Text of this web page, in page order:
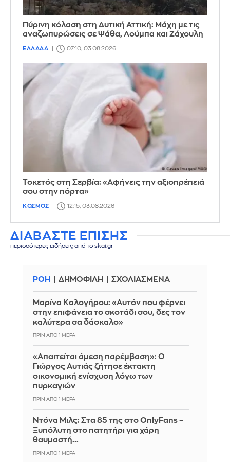
Πύρινη κόλαση στη Δυτική Αττική: Μάχη με τις
αναζωπυρώσεις σε Ψάθα, Λούμπα και Ζάχουλη
ΕΛΛΑΔΑ 07:10, 03.08.2026
Τοκετός στη Σερβία: «Αφήνεις την αξιοπρέπειά
σου στην πόρτα»
ΚΟΣΜΟΣ 12:15, 03.08.2026
ΔΙΑΒΑΣΤΕ ΕΠΙΣΗΣ
περισσότερες ειδήσεις από το skai.gr
ΡΟΗ ΔΗΜΟΦΙΛΗ ΣΧΟΛΙΑΣΜΕΝΑ
Μαρίνα Καλογήρου: «Αυτόν που φέρνει
στην επιφάνεια το σκοτάδι σου, δες τον
καλύτερα σα δάσκαλο»
ΠΡΙΝ ΑΠΌ 1 ΜΈΡΑ
«Απαιτείται άμεση παρέμβαση»: Ο
Γιώργος Αυτιάς ζήτησε έκτακτη
οικονομική ενίσχυση λόγω των
πυρκαγιών
ΠΡΙΝ ΑΠΌ 1 ΜΈΡΑ
Ντόνα Μιλς: Στα 85 της στο OnlyFans –
Ξυπόλυτη στο πατητήρι για χάρη
θαυμαστή...
ΠΡΙΝ ΑΠΌ 1 ΜΈΡΑ